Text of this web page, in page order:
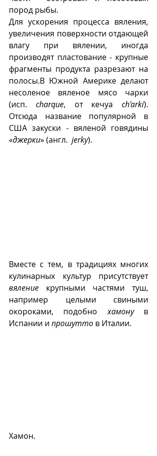
пород рыбы.
Для ускорения процесса вяления,
увеличения поверхности отдающей
влагу при вялении, иногда
производят пластование - крупные
фрагменты продукта разрезают на
полосы.В Южной Америке делают
несоленое вяленое мясо чарки
(исп. charque, от кечуа ch'arki).
Отсюда название популярной в
США закуски - вяленой говядины
«джерки» (англ. jerky).
Вместе с тем, в традициях многих
кулинарных культур присутствует
вяление крупными частями туш,
например целыми свиными
окороками, подобно хамону в
Испании и прошутто в Италии.
Хамон.